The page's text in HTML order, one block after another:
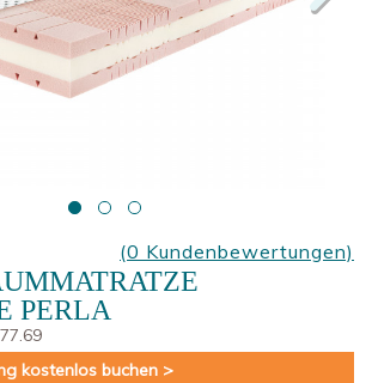
(0 Kundenbewertungen)
PERLA
kostenlos buchen